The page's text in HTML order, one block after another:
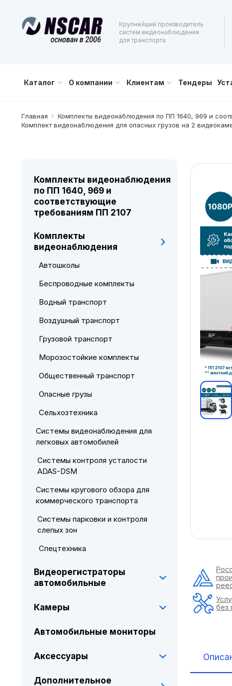
Крупнейший производитель
систем видеонаблюдения
для транспорта
Каталог О компании Клиентам Тендеры
Главная
Комплекты видеонаблюдения по ПП 1640, 969 и
Комплект видеонаблюдения для опасных грузов на 2
без
Комплекты видеонаблюдения
по ПП 1640, 969 и
соответствующие
требованиям ПП 2107
Комплекты
видеонаблюдения
Автошколы
Беспроводные комплекты
Водный транспорт
Воздушный транспорт
Грузовой транспорт
Морозостойкие комплекты
Общественный транспорт
Опасные грузы
Сельхозтехника
Системы видеонаблюдения для
легковых автомобилей
Системы контроля усталости
ADAS-DSM
Системы кругового обзора для
коммерческого транспорта
Системы парковки и контроля
слепых зон
Спецтехника
Видеорегистраторы
автомобильные
Камеры
Автомобильные мониторы
Аксессуары
Дополнительное